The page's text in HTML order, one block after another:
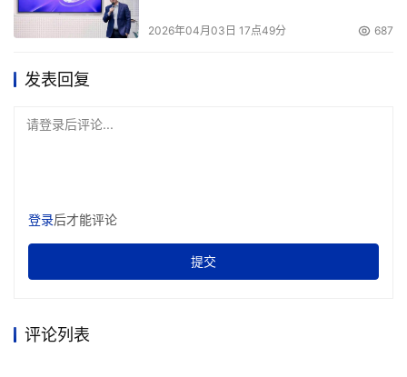
2026年04月03日 17点49分 687
发表回复
请登录后评论...
登录后才能评论
提交
评论列表